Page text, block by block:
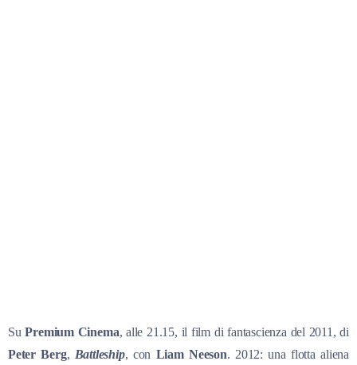
SuPremium Cinema, alle 21.15, il film di fantascienza del 2011, di
Peter Berg, Battleship, con Liam Neeson. 2012: una flotta aliena